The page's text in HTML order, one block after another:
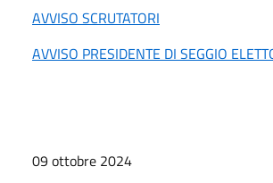
AVVISO SCRUTATORI
AVVISO PRESIDENTE DI SEGGIO
09 ottobre 2024